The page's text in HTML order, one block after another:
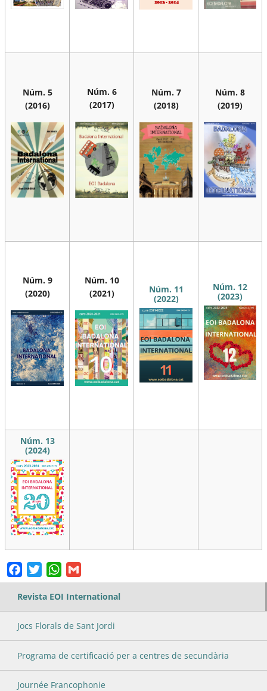
Núm. 5
(2016)
Núm. 6
(2017)
Núm. 7
(2018)
Núm. 8
(2019)
Núm. 9
(2020)
Núm. 10
(2021)
Núm. 11
(2022)
Núm. 12
(2023)
Núm. 13
(2024)
FacebookTwitterWhatsApp
Revista EOI International
Jocs Florals de Sant Jordi
Programa de certificació per a centres de secundària
Journée Francophonie